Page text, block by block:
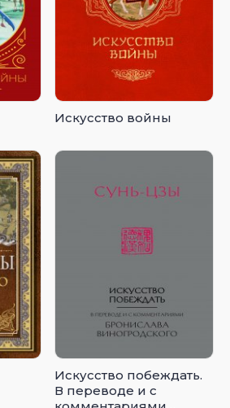
Искусство войны
Искусство побеждать.
В переводе и с